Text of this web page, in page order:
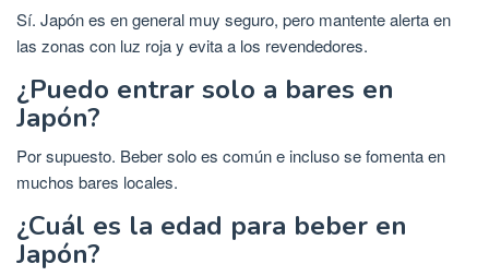
Sí. Japón es en general muy seguro, pero mantente alerta en
las zonas con luz roja y evita a los revendedores.
¿Puedo entrar solo a bares en
Japón?
Por supuesto. Beber solo es común e incluso se fomenta en
muchos bares locales.
¿Cuál es la edad para beber en
Japón?